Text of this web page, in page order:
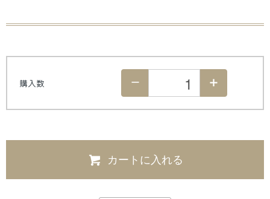
購入数
カートに入れる